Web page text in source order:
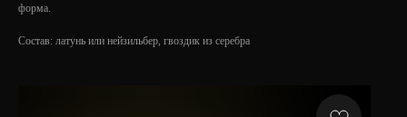
форма.
Состав: латунь или нейзильбер, гвоздик из серебра